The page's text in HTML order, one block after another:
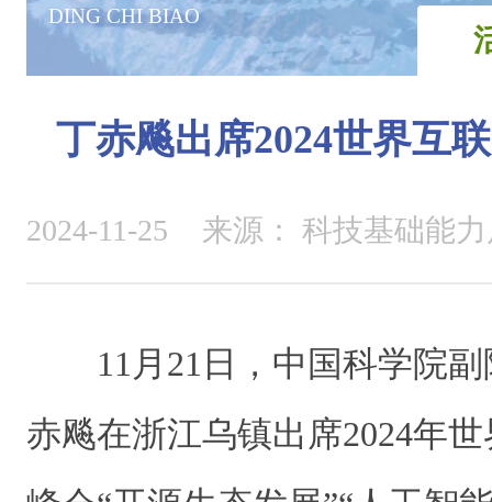
DING CHI BIAO
丁赤飚出席2024世界互
2024-11-25 来源： 科技基础能
11月21日，中国科学院
赤飚在浙江乌镇出席2024年